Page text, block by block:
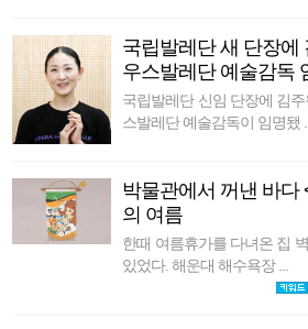
국립발레단 새 단장에
우스발레단 예술감독
국립발레단 신임 단장에 김
스발레단 예술감독이 임명됐 ...
박물관에서 꺼낸 바다
의 여름
한때 여름휴가를 다녀온 집
있었다. 해운대 해수욕장 ...